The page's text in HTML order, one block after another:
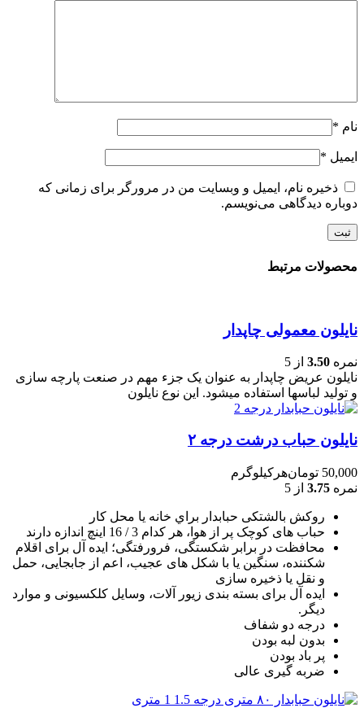
نام *
ایمیل *
ذخیره نام، ایمیل و وبسایت من در مرورگر برای زمانی که
دوباره دیدگاهی می‌نویسم.
محصولات مرتبط
نایلون معمولی چاپدار
نمره 3.50 از 5
نایلون عریض چاپدار به عنوان یک جزء مهم در صنعت پارچه سازی
و تولید لباسها استفاده میشود. این نوع نایلون
نایلون حباب درشت درجه ۲
50,000 تومانهرکیلوگرم
نمره 3.75 از 5
روکش بالشتکی حبابدار براي خانه يا محل کار
حباب های کوچک پر از هوا، هر کدام 3 / 16 اينچ اندازه دارند
محافظت در برابر شکستگی، فرورفتگی؛ ايده آل برای اقلام
شکننده، سنگين يا با شکل های عجيب، اعم از جابجايی، حمل
و نقل يا ذخيره سازی
ایده آل برای بسته بندی زیور آلات، وسایل کلکسیونی و موارد
دیگر.
درجه دو شفاف
بدون لبه بودن
پر باد بودن
ضربه گیری عالی